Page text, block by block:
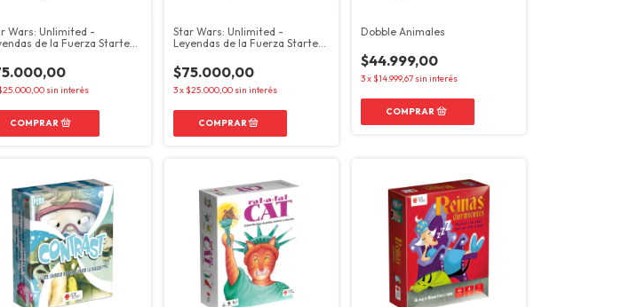
Wars: Unlimited -
de la Fuerza Starter
sin interés
Star Wars: Unlimited -
Leyendas de la Fuerza Starter
$75.000,00
3x $25.000,00 sin interés
Dobble Animales
$44.999,00
3x $14.999,67 sin interés